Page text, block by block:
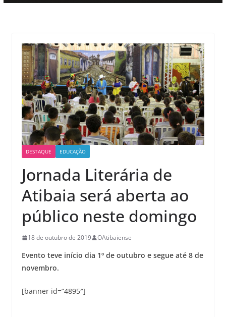
DESTAQUE EDUCAÇÃO
Jornada Literária de
Atibaia será aberta ao
público neste domingo
18 de outubro de 2019 OAtibaiense
Evento teve início dia 1º de outubro e segue até 8 de
novembro.
[banner id=”4895″]